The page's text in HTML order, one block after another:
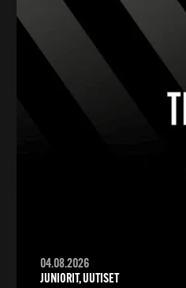
04.08.2026
JUNIORIT, UUTISET